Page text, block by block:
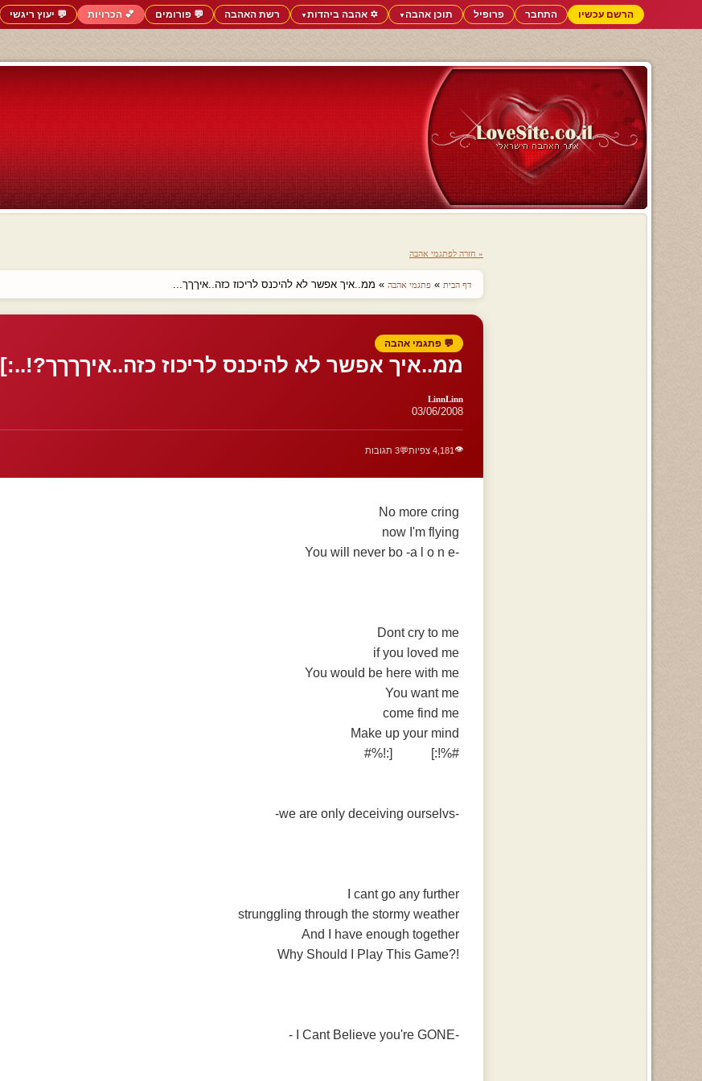
הרשם עכשיו התחבר פרופיל תוכן אהבה▼ ✡️ אהבה ביהדות▼ רשת האהבה 💬 פורומים 💕 הכרויות 💬 יעוץ ריגשי
« חזרה לפתגמי אהבה
דף הבית » פתגמי אהבה » ממ..איך אפשר לא להיכנס לריכוז כזה..איךךך...
💬 פתגמי אהבה
ממ..איך אפשר לא להיכנס לריכוז כזה..איךךךך?!..:]
LinnLinn
03/06/2008
👁️ 4,181 צפיות 💬3 תגובות
No more cring
now I'm flying
-You will never bo -a l o n e
Dont cry to me
if you loved me
You would be here with me
You want me
come find me
Make up your mind
#%!:] [:!%#
-we are only deceiving ourselvs-
I cant go any further
strunggling through the stormy weather
And I have enough together
!?Why Should I Play This Game
-I Cant Believe you're GONE -